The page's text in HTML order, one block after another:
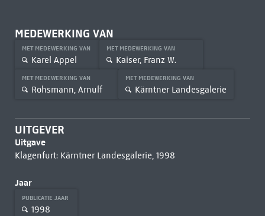
MEDEWERKING VAN
MET MEDEWERKING VAN
Karel Appel
MET MEDEWERKING VAN
Kaiser, Franz W.
MET MEDEWERKING VAN
Rohsmann, Arnulf
MET MEDEWERKING VAN
Kärntner Landesgalerie
UITGEVER
Uitgave
Klagenfurt: Kärntner Landesgalerie, 1998
Jaar
PUBLICATIE JAAR
1998